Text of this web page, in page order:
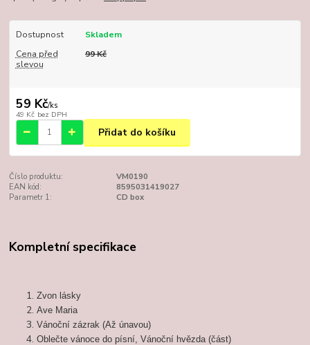
Dostupnost
Skladem
Cena před
slevou
99 Kč
59 Kč/ks
49 Kč bez DPH
Přidat do košíku
Číslo produktu:
VM0190
EAN kód:
8595031419027
Parametr 1:
CD box
Kompletní specifikace
Zvon lásky
Ave Maria
Vánoční zázrak (Až únavou)
Oblečte vánoce do písní, Vánoční hvězda (část)